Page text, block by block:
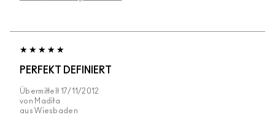
PERFEKT DEFINIERT
Übermittelt 17/11/2012
von Madita
aus Wiesbaden